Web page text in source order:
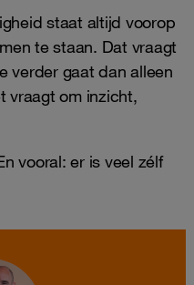
staat altijd voorop
te staan. Dat vraagt
verder gaat dan alleen
vraagt om inzicht,
vooral: er is veel zélf